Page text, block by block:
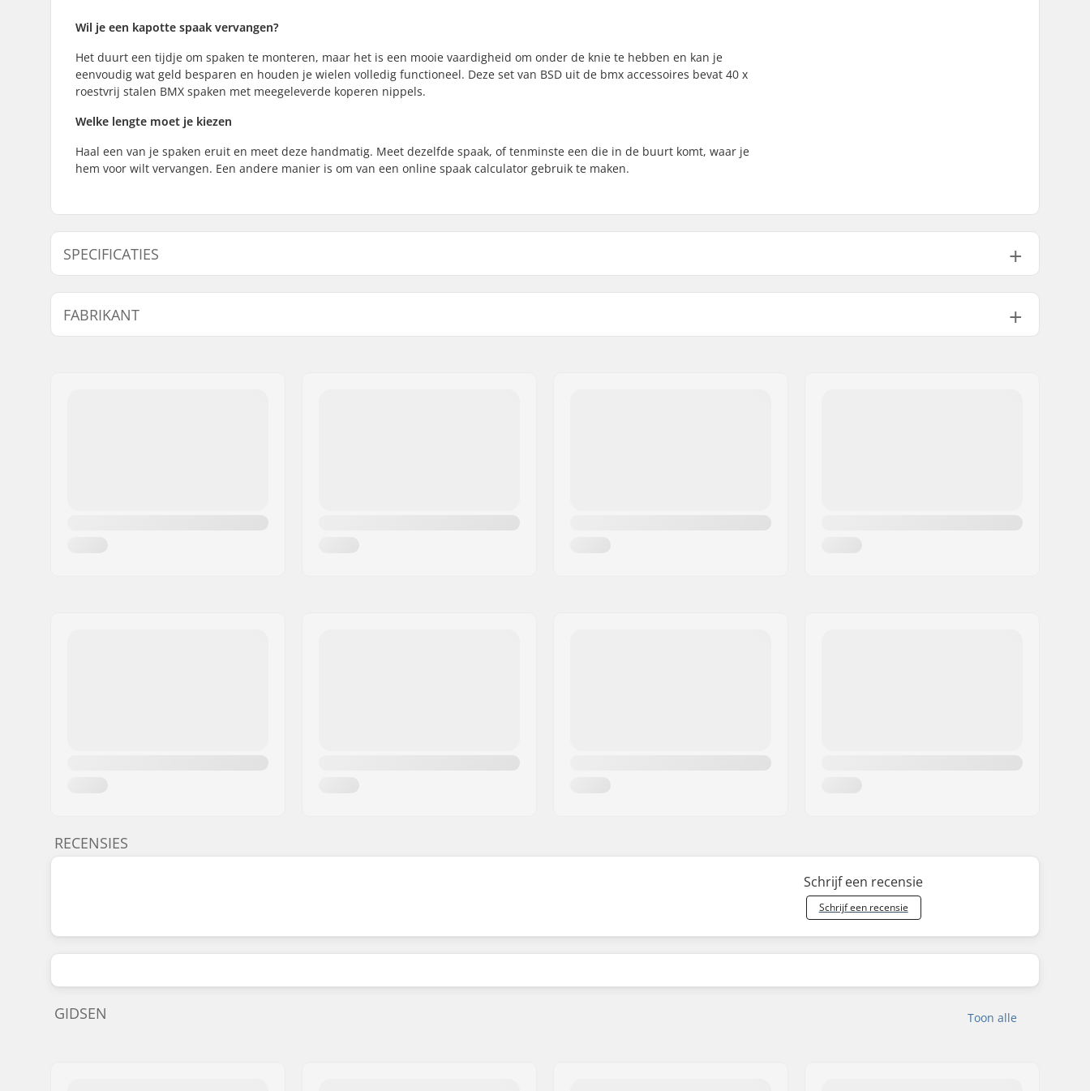
Wil je een kapotte spaak vervangen?
Het duurt een tijdje om spaken te monteren, maar het is een mooie vaardigheid om onder de knie te hebben en kan je
eenvoudig wat geld besparen en houden je wielen volledig functioneel. Deze set van BSD uit de bmx accessoires bevat 40 x
roestvrij stalen BMX spaken met meegeleverde koperen nippels.
Welke lengte moet je kiezen
Haal een van je spaken eruit en meet deze handmatig. Meet dezelfde spaak, of tenminste een die in de buurt komt, waar je
hem voor wilt vervangen. Een andere manier is om van een online spaak calculator gebruik te maken.
SPECIFICATIES
Aantal spaken: 40
FABRIKANT
RECENSIES
Schrijf een recensie
Schrijf een recensie
Toon alle
GIDSEN